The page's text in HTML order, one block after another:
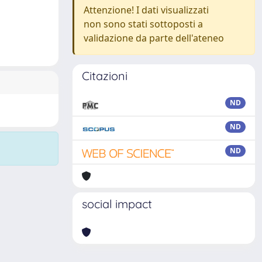
Attenzione! I dati visualizzati
non sono stati sottoposti a
validazione da parte dell'ateneo
Citazioni
ND
ND
ND
social impact